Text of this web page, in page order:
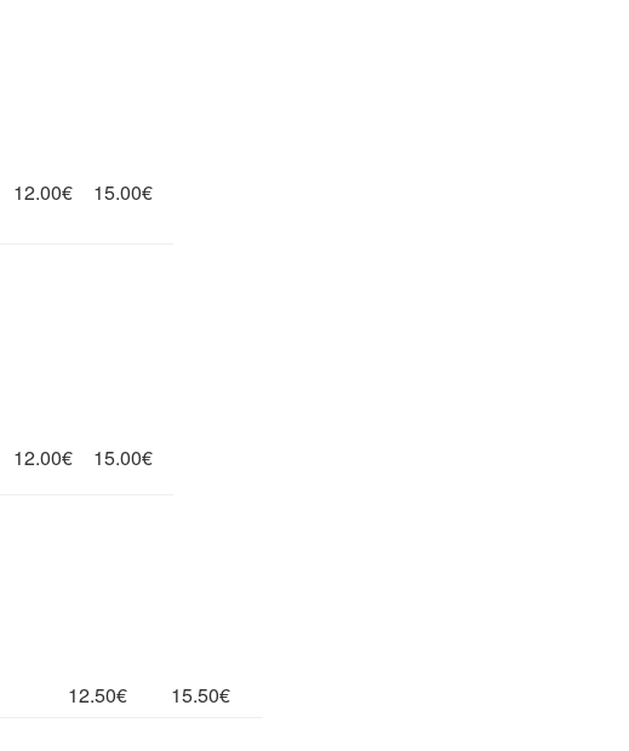
12.00€ 15.00€
12.00€ 15.00€
12.50€ 15.50€